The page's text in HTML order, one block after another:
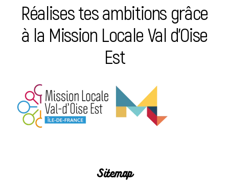
Réalises tes ambitions grâce
à la Mission Locale Val d’Oise
Est
Sitemap